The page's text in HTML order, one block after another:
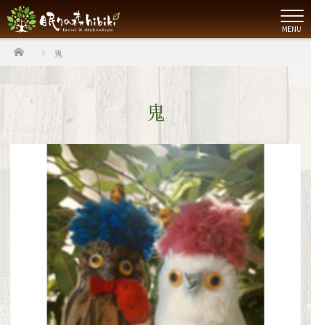
MENU
ホーム 鬼
鬼